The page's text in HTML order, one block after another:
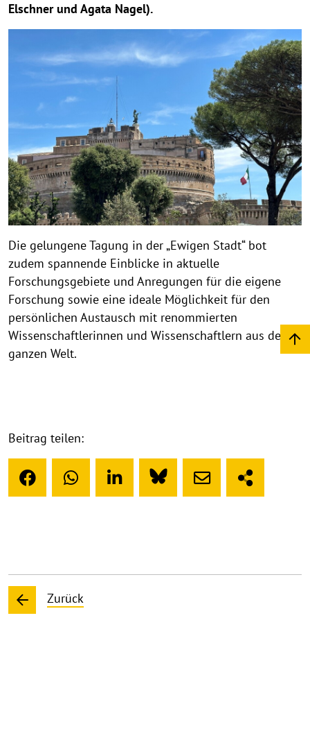
Elschner und Agata Nagel).
Die gelungene Tagung in der „Ewigen Stadt“ bot
zudem spannende Einblicke in aktuelle
Forschungsgebiete und Anregungen für die eigene
Forschung sowie eine ideale Möglichkeit für den
persönlichen Austausch mit renommierten
Wissenschaftlerinnen und Wissenschaftlern aus der
ganzen Welt.
Beitrag teilen:
Zurück